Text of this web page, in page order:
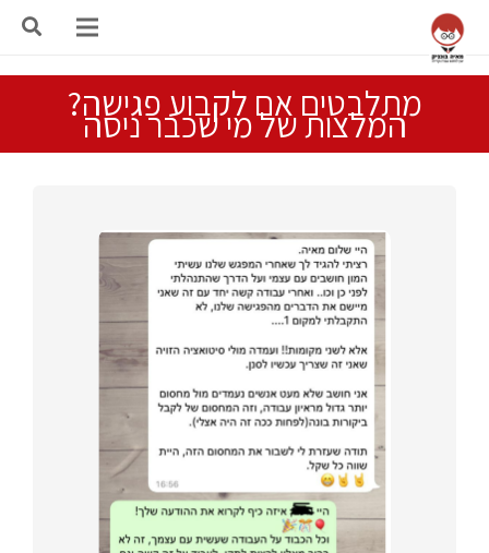
מתלבטים אם לקבוע פגישה?
המלצות של מי שכבר ניסה